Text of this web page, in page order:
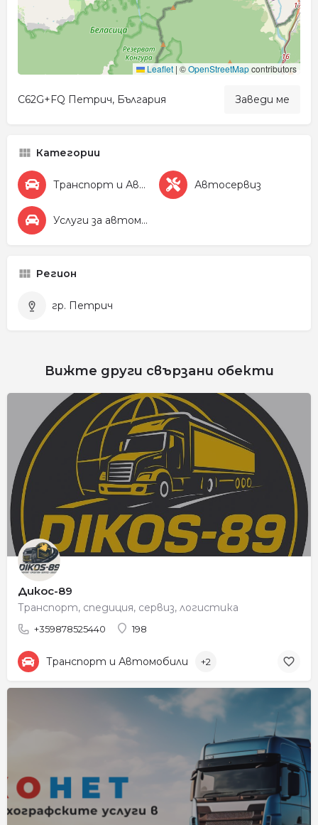
Leaflet | ©OpenStreetMapcontributors
C62G+FQ Петрич, България Заведи ме
Категории
Транспорт и Автомобили Автосервиз
Услуги за автомобила
Регион
гр. Петрич
Вижте други свързани обекти
Дикос-89
Транспорт, спедиция, сервиз, логистика
+359878525440 198
Транспорт и Автомобили +2